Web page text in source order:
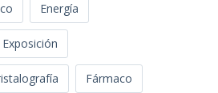
Energía
Exposición
Fármaco